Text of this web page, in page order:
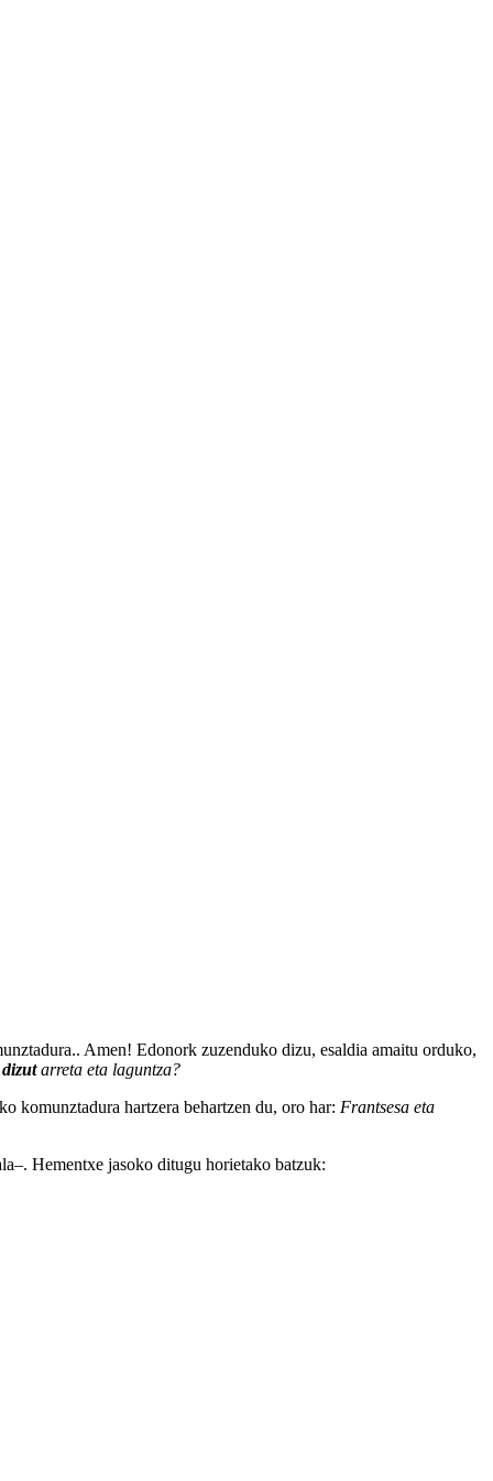
Amen! Edonork zuzenduko dizu, esaldia amaitu orduko,
dizutarreta eta laguntza?
komunztadura hartzera behartzen du, oro har: Frantsesa eta
Hementxe jasoko ditugu horietako batzuk: